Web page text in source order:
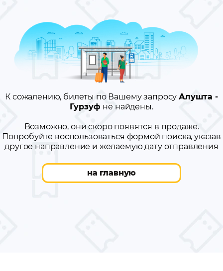
К сожалению, билеты по Вашему запросуАлушта -
Гурзуф не найдены.
Возможно, они скоро появятся в продаже.
Попробуйте воспользоваться формой поиска, указав
другое направление и желаемую дату отправления
на главную